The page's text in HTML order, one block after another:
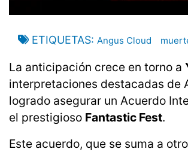
ETIQUETAS Angus Cloud
La anticipación crece en torno a
interpretaciones destacadas de
logrado asegurar un Acuerdo
el prestigioso Fantastic Fest.
Este acuerdo, que se suma a